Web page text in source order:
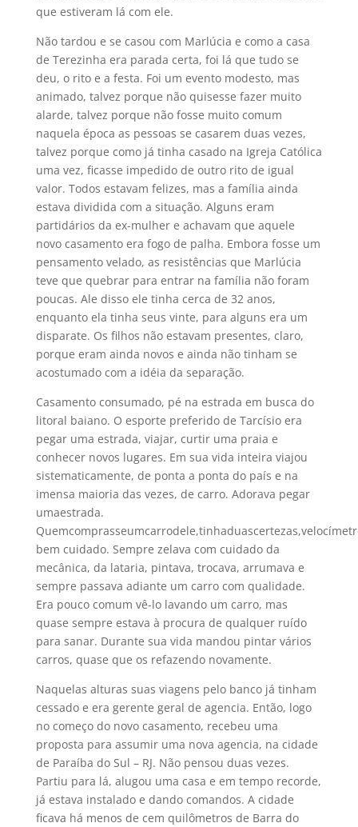
que estiveram lá com ele.
Não tardou e se casou com Marlúcia e como a casa
de Terezinha era parada certa, foi lá que tudo se
deu, o rito e a festa. Foi um evento modesto, mas
animado, talvez porque não quisesse fazer muito
alarde, talvez porque não fosse muito comum
naquela época as pessoas se casarem duas vezes,
talvez porque como já tinha casado na Igreja Católica
uma vez, ficasse impedido de outro rito de igual
valor. Todos estavam felizes, mas a família ainda
estava dividida com a situação. Alguns eram
partidários da ex-mulher e achavam que aquele
novo casamento era fogo de palha. Embora fosse um
pensamento velado, as resistências que Marlúcia
teve que quebrar para entrar na família não foram
poucas. Ale disso ele tinha cerca de 32 anos,
enquanto ela tinha seus vinte, para alguns era um
disparate. Os filhos não estavam presentes, claro,
porque eram ainda novos e ainda não tinham se
acostumado com a idéia da separação.
Casamento consumado, pé na estrada em busca do
litoral baiano. O esporte preferido de Tarcísio era
pegar uma estrada, viajar, curtir uma praia e
conhecer novos lugares. Em sua vida inteira viajou
sistematicamente, de ponta a ponta do país e na
imensa maioria das vezes, de carro. Adorava pegar
umaestrada.
bem cuidado. Sempre zelava com cuidado da
mecânica, da lataria, pintava, trocava, arrumava e
sempre passava adiante um carro com qualidade.
Era pouco comum vê-lo lavando um carro, mas
quase sempre estava à procura de qualquer ruído
para sanar. Durante sua vida mandou pintar vários
carros, quase que os refazendo novamente.
Naquelas alturas suas viagens pelo banco já tinham
cessado e era gerente geral de agencia. Então, logo
no começo do novo casamento, recebeu uma
proposta para assumir uma nova agencia, na cidade
de Paraíba do Sul – RJ. Não pensou duas vezes.
Partiu para lá, alugou uma casa e em tempo recorde,
já estava instalado e dando comandos. A cidade
ficava há menos de cem quilômetros de Barra do